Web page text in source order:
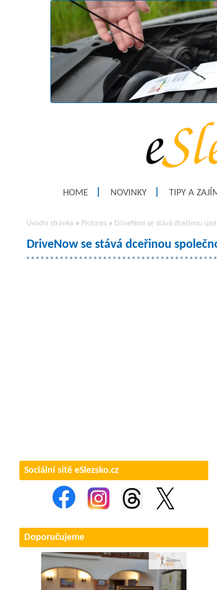
HOME NOVINKY TIPY A
Úvodní stránka » Pictures » DriveNow se stává dceřinou
DriveNow se stává dceřinou
Sociální sítě eSlezsko.cz
Doporučujeme